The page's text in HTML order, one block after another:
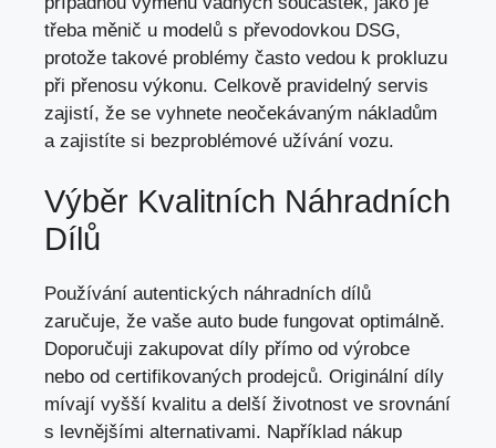
třeba měnič u modelů s převodovkou DSG,
protože takové problémy často vedou k prokluzu
při přenosu výkonu. Celkově pravidelný servis
zajistí, že se vyhnete neočekávaným nákladům
a zajistíte si bezproblémové užívání vozu.
Výběr Kvalitních Náhradních
Dílů
Používání autentických náhradních dílů
zaručuje, že vaše auto bude fungovat optimálně.
Doporučuji zakupovat díly přímo od výrobce
nebo od certifikovaných prodejců. Originální díly
mívají vyšší kvalitu a delší životnost ve srovnání
s levnějšími alternativami. Například nákup